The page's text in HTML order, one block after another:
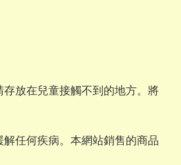
放在兒童接觸不到的地方。將
任何疾病。本網站銷售的商品